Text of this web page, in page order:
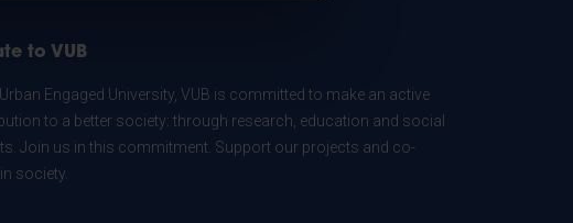
to VUB
Engaged University, VUB is committed to make an active
to a better society: through research, education and social
Join us in this commitment. Support our projects and co-
society.